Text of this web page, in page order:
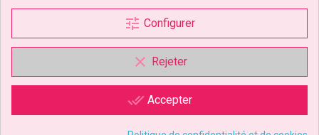
tune Configurer
clear Rejeter
done_all Accepter